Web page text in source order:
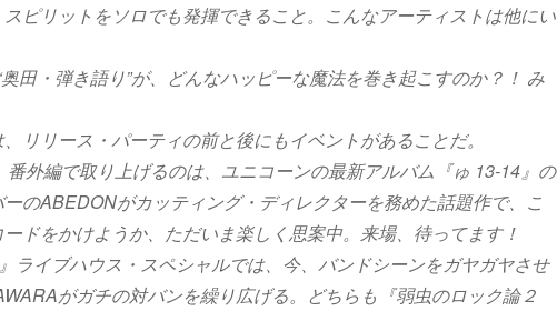
ピリットをソロでも発揮できること。こんなアーティストは他にい
田・弾き語り”が、どんなハッピーな魔法を巻き起こすのか？！ み
リリース・パーティの前と後にもイベントがあることだ。
番外編で取り上げるのは、ユニコーンの最新アルバム『ゅ 13-14』の
のABEDONがカッティング・ディレクターを務めた話題作で、こ
ドをかけようか、ただいま楽しく思案中。来場、待ってます！
ライブハウス・スペシャルでは、今、バンドシーンをガヤガヤさせ
がガチの対バンを繰り広げる。どちらも『弱虫のロック論２